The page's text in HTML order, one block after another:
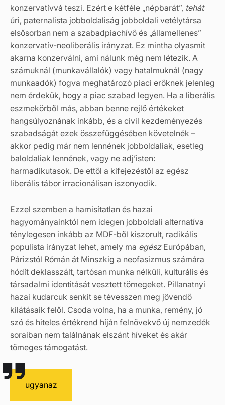
konzervatívvá teszi. Ezért e kétféle „népbarát”, tehát
úri, paternalista jobboldaliság jobboldali vetélytársa
elsősorban nem a szabadpiachívő és „államellenes”
konzervatív-neoliberális irányzat. Ez mintha olyasmit
akarna konzerválni, ami nálunk még nem létezik. A
számuknál (munkavállalók) vagy hatalmuknál (nagy
munkaadók) fogva meghatározó piaci erőknek jelenleg
nem érdekük, hogy a piac szabad legyen. Ha a liberális
eszmekörből más, abban benne rejlő értékeket
hangsúlyoznának inkább, és a civil kezdeményezés
szabadságát ezek összefüggésében követelnék –
akkor pedig már nem lennének jobboldaliak, esetleg
baloldaliak lennének, vagy ne adj’isten:
harmadikutasok. De ettől a kifejezéstől az egész
liberális tábor irracionálisan iszonyodik.
Ezzel szemben a hamisítatlan és hazai
hagyományainktól nem idegen jobboldali alternatíva
ténylegesen inkább az MDF-ből kiszorult, radikális
populista irányzat lehet, amely ma egész Európában,
Párizstól Rómán át Minszkig a neofasizmus számára
hódít deklasszált, tartósan munka nélküli, kulturális és
társadalmi identitását vesztett tömegeket. Pillanatnyi
hazai kudarcuk senkit se tévesszen meg jövendő
kilátásaik felől. Csoda volna, ha a munka, remény, jó
szó és hiteles értékrend híján felnövekvő új nemzedék
soraiban nem találnának elszánt híveket és akár
tömeges támogatást.
ugyanaz